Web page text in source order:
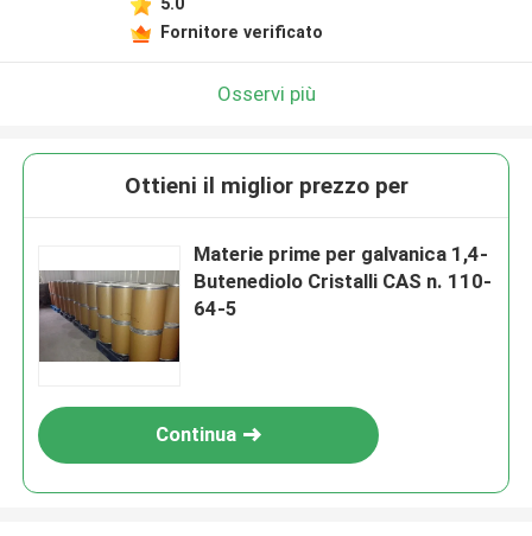
Fornitore verificato
Osservi più
Ottieni il miglior prezzo per
Materie prime per galvanica 1,4-
Butenediolo Cristalli CAS n. 110-
64-5
Continua